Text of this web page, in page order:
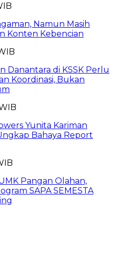
Namun Masih
Konten Kebencian
Danantara di KSSK Perlu
Koordinasi, Bukan
Yunita Kariman
Bahaya Report
Pangan Olahan,
SAPA SEMESTA